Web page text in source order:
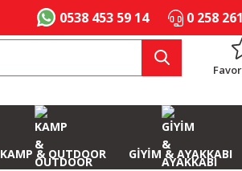
0538 453 59 14 0 258
KAMP & OUTDOOR GİYİM & AYAKKABI